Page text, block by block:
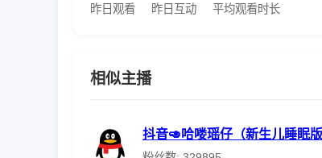
昨日观看 昨日互动 平均观看时长
相似主播
抖音🥑哈喽瑶仔（新生儿睡眠版